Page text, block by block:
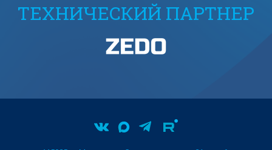
ТЕХНИЧЕСКИЙ ПАРТНЕР